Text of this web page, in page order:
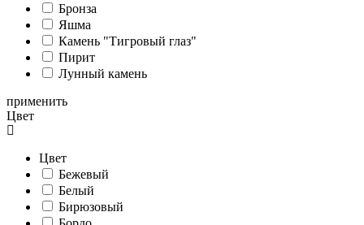
Бронза
Яшма
Камень "Тигровый глаз"
Пирит
Лунный камень
применить
Цвет
Цвет
Бежевый
Белый
Бирюзовый